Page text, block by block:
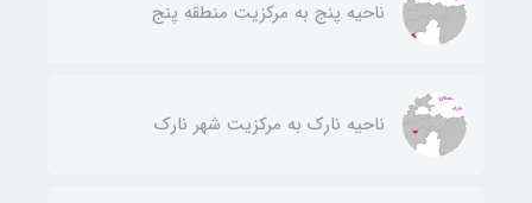
ناحيه پنج به مركزيت منطقه پنج
ناحيه نارك به مركزيت شهر نارك